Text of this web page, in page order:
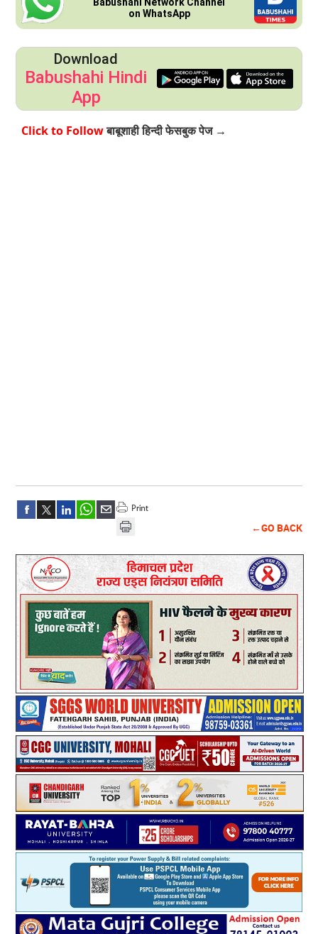
on WhatsApp
Download
Babushahi Hindi
App
Click to Followबाबूशाही हिन्दी फेसबुक पेज →
←GO BACK